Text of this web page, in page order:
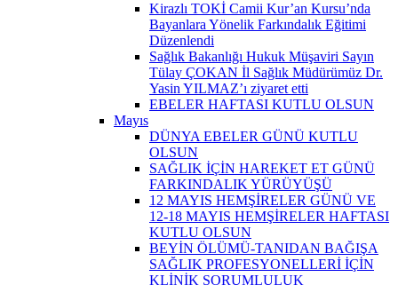
Kirazlı TOKİ Camii Kur’an Kursu’nda
Bayanlara Yönelik Farkındalık Eğitimi
Düzenlendi
Sağlık Bakanlığı Hukuk Müşaviri Sayın
Tülay ÇOKAN İl Sağlık Müdürümüz Dr.
Yasin YILMAZ’ı ziyaret etti
EBELER HAFTASI KUTLU OLSUN
Mayıs
DÜNYA EBELER GÜNÜ KUTLU
OLSUN
SAĞLIK İÇİN HAREKET ET GÜNÜ
FARKINDALIK YÜRÜYÜŞÜ
12 MAYIS HEMŞİRELER GÜNÜ VE
12-18 MAYIS HEMŞİRELER HAFTASI
KUTLU OLSUN
BEYİN ÖLÜMÜ-TANIDAN BAĞIŞA
SAĞLIK PROFESYONELLERİ İÇİN
KLİNİK SORUMLULUK